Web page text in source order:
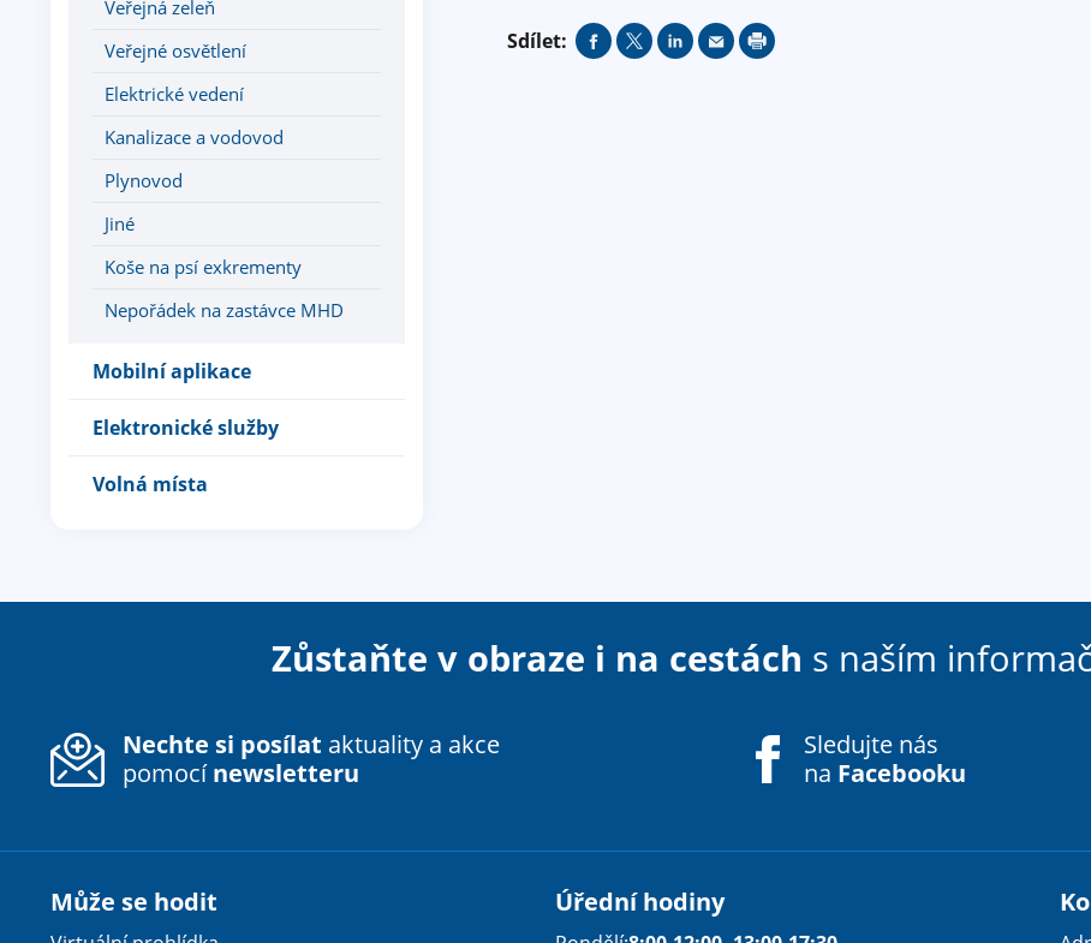
Veřejná zeleň
Veřejné osvětlení
Elektrické vedení
Kanalizace a vodovod
Plynovod
Jiné
Koše na psí exkrementy
Nepořádek na zastávce MHD
Mobilní aplikace
Elektronické služby
Volná místa
Sdílet:
Zůstaňte v obraze i na cestách s naším
Nechte si posílat aktuality a akce
pomocínewsletteru
Sledujte nás
na Facebooku
Může se hodit Úřední hodiny